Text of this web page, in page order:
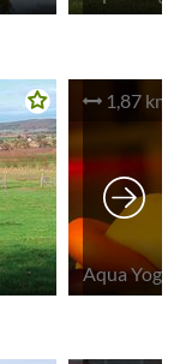
1,87 km
Aqua Yoga